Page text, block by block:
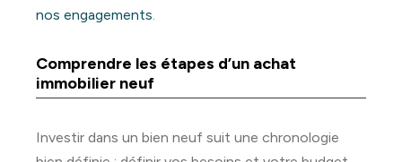
nos engagements.
Comprendre les étapes d’un achat
immobilier neuf
Investir dans un bien neuf suit une chronologie